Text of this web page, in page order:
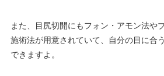
また、目尻切開にもフォン・アモン法や
施術法が用意されていて、自分の目に合
できますよ。